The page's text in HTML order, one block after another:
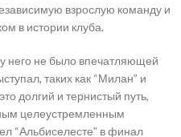
взрослую команду и
в истории клуба.
него не было впечатляющей
таких как “Милан” и
долгий и тернистый путь,
целеустремленным
“Альбиселесте” в финал